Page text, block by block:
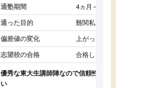
通塾期間 4ヵ月～1年未満
通った目的 難関私立受験対策
偏差値の変化 上がった
志望校の合格 合格した
優秀な東大生講師陣なので信頼性や安心感が高
い